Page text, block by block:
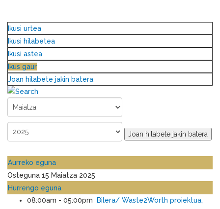
Ikusi urtea
Ikusi hilabetea
Ikusi astea
Ikus gaur
Joan hilabete jakin batera
Joan hilabete jakin batera
Aurreko eguna
Osteguna 15 Maiatza 2025
Hurrengo eguna
08:00am - 05:00pm
Bilera/ Waste2Worth proiektua,